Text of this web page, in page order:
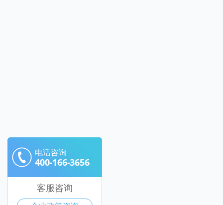
电话咨询
400-166-3656
客服咨询